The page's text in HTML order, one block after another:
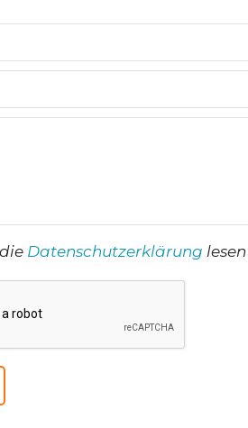
Datenschutzerklärung